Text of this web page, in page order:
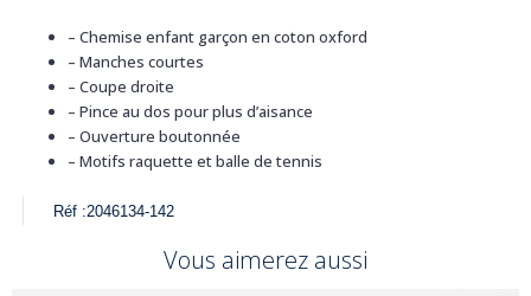
– Chemise enfant garçon en coton oxford
– Manches courtes
– Coupe droite
– Pince au dos pour plus d’aisance
– Ouverture boutonnée
– Motifs raquette et balle de tennis
Réf :2046134-142
Vous aimerez aussi